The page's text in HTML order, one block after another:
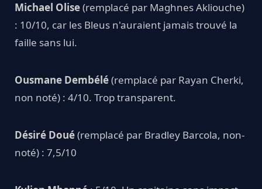
Michael Olise(remplacé par Maghnes Akliouche)
: 10/10, car les Bleus n'auraient jamais trouvé la
faille sans lui.
Ousmane Dembélé(remplacé par Rayan Cherki,
non noté) : 4/10. Trop transparent.
Désiré Doué(remplacé par Bradley Barcola, non-
noté) : 7,5/10